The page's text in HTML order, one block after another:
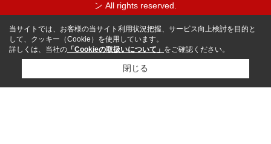
ン All rights reserved.
当サイトでは、お客様の当サイト利用状況把握、サービス向上検討を目的と
して、クッキー（Cookie）を使用しています。
詳しくは、当社の 「Cookieの取扱いについて」 をご確認ください。
閉じる